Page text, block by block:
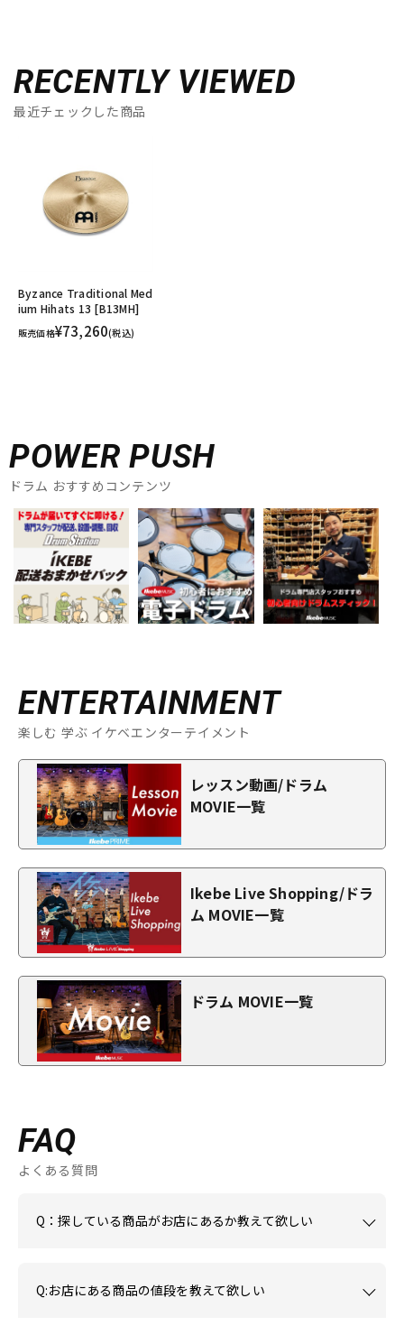
RECENTLY VIEWED
最近チェックした商品
Byzance Traditional Med
ium Hihats 13 [B13MH]
販売価格¥73,260(税込)
POWER PUSH
ドラム おすすめコンテンツ
ENTERTAINMENT
楽しむ 学ぶ イケベエンターテイメント
レッスン動画/ドラム
MOVIE一覧
Ikebe Live Shopping/ドラ
ム MOVIE一覧
ドラム MOVIE一覧
FAQ
よくある質問
Q：探している商品がお店にあるか教えて欲しい
Q:お店にある商品の値段を教えて欲しい